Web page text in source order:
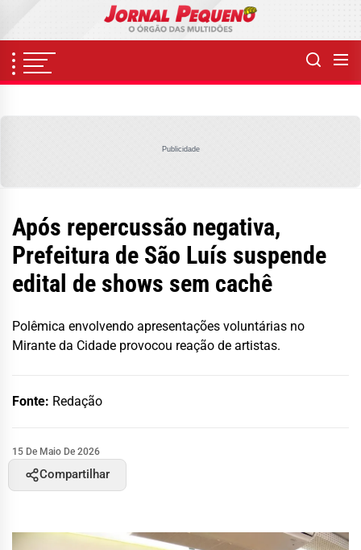
content
Publicidade
Após repercussão negativa,
Prefeitura de São Luís suspende
edital de shows sem cachê
Polêmica envolvendo apresentações voluntárias no
Mirante da Cidade provocou reação de artistas.
Fonte: Redação
15 De Maio De 2026
Compartilhar